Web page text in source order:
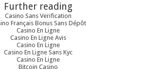
Further reading
Casino Sans Verification
Français Bonus Sans Dépôt
Casino En Ligne
Casino En Ligne Avis
Casino En Ligne
Casino En Ligne Sans Kyc
Casino En Ligne
Bitcoin Casino